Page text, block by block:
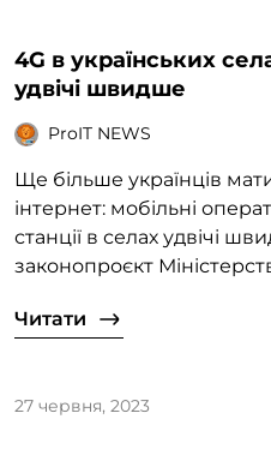
4G в українських
удвічі швидше
ProIT NEWS
Ще більше українців
інтернет: мобільні
станції в селах удвічі
законопроєкт
Читати
27 червня, 2023